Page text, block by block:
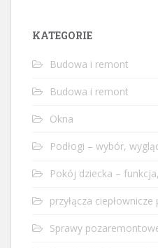
KATEGORIE
Budowa i remont
Budowa i remont
Okna
Podłogi – wybór,
Pokój dziecka –
przyłącza ciepłownicze
Sprawy